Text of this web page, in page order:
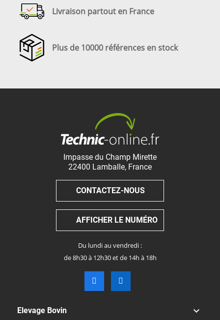
Livraison partout en France
Plus de 10000 références en stock
Impasse du Champ Mirette
22400 Lamballe, France
CONTACTEZ-NOUS
AFFICHER LE NUMÉRO
Du lundi au vendredi :
de 8h30 à 12h30 et de 14h à 18h
Elevage Bovin 